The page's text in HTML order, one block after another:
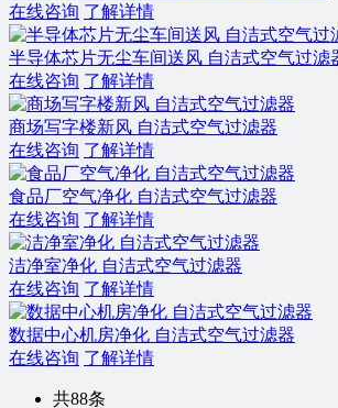
在线咨询 了解详情
半导体芯片无尘车间送风 自洁式空气过滤
在线咨询 了解详情
商场写字楼新风 自洁式空气过滤器
在线咨询 了解详情
食品厂空气净化 自洁式空气过滤器
在线咨询 了解详情
洁净室净化 自洁式空气过滤器
在线咨询 了解详情
数据中心机房净化 自洁式空气过滤器
在线咨询 了解详情
共88条